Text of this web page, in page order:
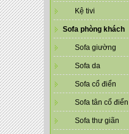
Kệ tivi
Sofa phòng khách
Sofa giường
Sofa da
Sofa cổ điển
Sofa tân cổ
Sofa thư giãn